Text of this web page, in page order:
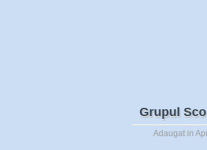
Grupul
Adaugat in